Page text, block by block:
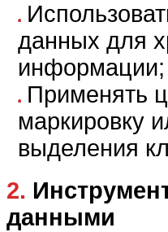
данных для
информации;
Применять
маркировку
выделения
2. Инструменты для работы с
данными